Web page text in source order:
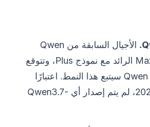
الأجيال السابقة من Qwen
كانت تضم نموذج Max الرائد مع نموذج Plus، وتتوقع
عدة مصادر أن Qwen 3.7 سيتبع هذا النمط. اعتبارًا
من منتصف مايو 2026، لم يتم إصدار أي Qwen3.7-